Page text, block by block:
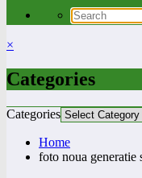
×
Categories
Categories
Home
foto noua generatie